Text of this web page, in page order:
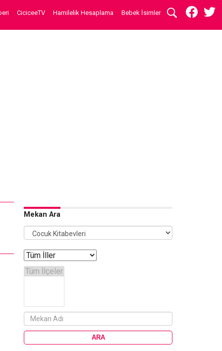
CiciceeTV Hamilelik Hesaplama Bebek İsimleri
Mekan Ara